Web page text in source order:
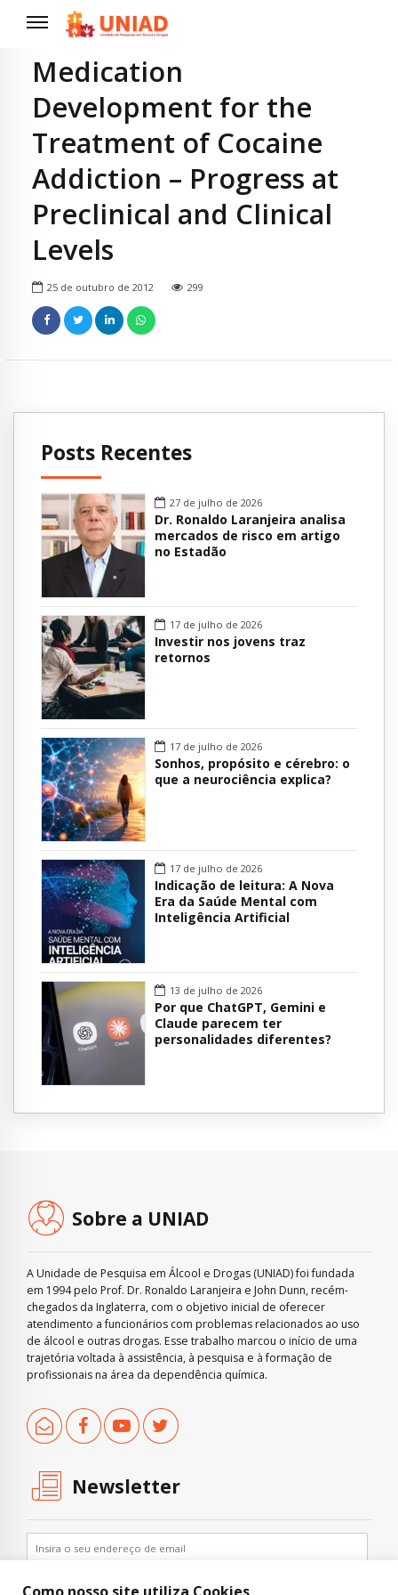
Medication
Development for the
Treatment of Cocaine
Addiction – Progress at
Preclinical and Clinical
Levels
25 de outubro de 2012 299
Posts Recentes
27 de julho de 2026
Dr. Ronaldo Laranjeira analisa
mercados de risco em artigo
no Estadão
17 de julho de 2026
Investir nos jovens traz
retornos
17 de julho de 2026
Sonhos, propósito e cérebro: o
que a neurociência explica?
17 de julho de 2026
Indicação de leitura: A Nova
Era da Saúde Mental com
Inteligência Artificial
13 de julho de 2026
Por que ChatGPT, Gemini e
Claude parecem ter
personalidades diferentes?
Sobre a UNIAD
A Unidade de Pesquisa em Álcool e Drogas (UNIAD) foi fundada
em 1994 pelo Prof. Dr. Ronaldo Laranjeira e John Dunn, recém-
chegados da Inglaterra, com o objetivo inicial de oferecer
atendimento a funcionários com problemas relacionados ao uso
de álcool e outras drogas. Esse trabalho marcou o início de uma
trajetória voltada à assistência, à pesquisa e à formação de
profissionais na área da dependência química.
Newsletter